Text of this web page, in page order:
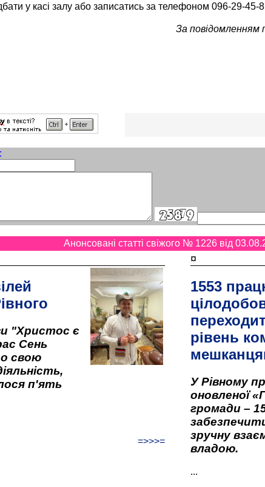
у касі залу або записатись за телефоном 096-29-45-
За повідомленням
Анонсовані статті свіжого № 1226 від
"Христос є
Сень
свою
п'ять
=>>>=
¤
1553
рівень
У Рівному
оновленої
громади –
зручну
владою.
...